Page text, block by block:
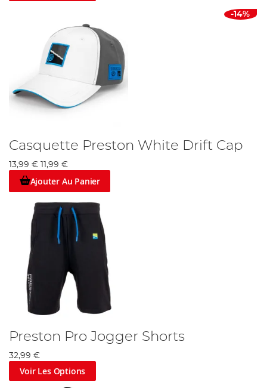
-14%
Casquette Preston White Drift Cap
13,99 € 11,99 €
Ajouter Au Panier
Preston Pro Jogger Shorts
32,99 €
Voir Les Options